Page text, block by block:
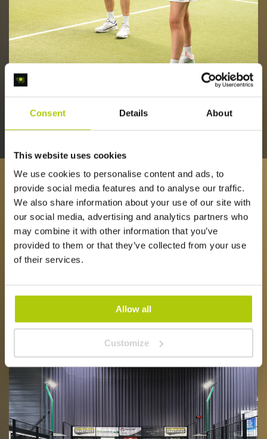
Consent Details About
This website uses cookies
We use cookies to personalise content and ads, to
provide social media features and to analyse our traffic.
We also share information about your use of our site with
our social media, advertising and analytics partners who
may combine it with other information that you’ve
provided to them or that they’ve collected from your use
of their services.
Allow all
Customize
VOOR WIE IS EEN PADEL
EVENT GESCHIKT?
Een padel event is geschikt voor allerlei soorten
groepen. We ontvangen regelmatig
iets te vieren hebt, klanten wilt uitnodigen of collega’s
wilt verrassen, een padel event brengt mensen samen
op een actieve en gezellige manier.